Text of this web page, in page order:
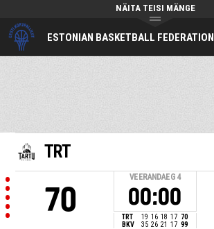
ESTONIAN BASKETBALL FEDERATION
NÄITA TEISI MÄNGE
TRT
70
VEERANDAEG 4
00:00
TRT 19 16 18 17 70
BKV
35 26 21 17 99